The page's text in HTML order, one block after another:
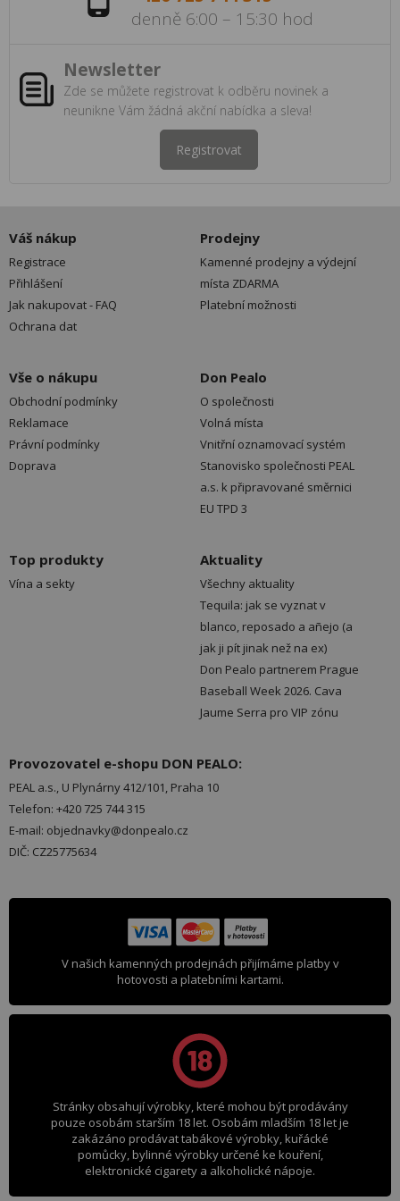
denně 6:00 – 15:30 hod
Newsletter
Zde se můžete registrovat k odběru novinek a
neunikne Vám žádná akční nabídka a sleva!
Registrovat
Váš nákup
Registrace
Přihlášení
Jak nakupovat - FAQ
Ochrana dat
Prodejny
Kamenné prodejny a výdejní
místa ZDARMA
Platební možnosti
Vše o nákupu
Obchodní podmínky
Reklamace
Právní podmínky
Doprava
Don Pealo
O společnosti
Volná místa
Vnitřní oznamovací systém
Stanovisko společnosti PEAL
a.s. k připravované směrnici
EU TPD 3
Top produkty
Vína a sekty
Aktuality
Všechny aktuality
Tequila: jak se vyznat v
blanco, reposado a añejo (a
jak ji pít jinak než na ex)
Don Pealo partnerem Prague
Baseball Week 2026. Cava
Jaume Serra pro VIP zónu
Provozovatel e-shopu DON PEALO:
PEAL a.s., U Plynárny 412/101, Praha 10
Telefon: +420 725 744 315
E-mail: objednavky@donpealo.cz
DIČ: CZ25775634
V našich kamenných prodejnách přijímáme platby v
hotovosti a platebními kartami.
Stránky obsahují výrobky, které mohou být prodávány
pouze osobám starším 18 let. Osobám mladším 18 let je
zakázáno prodávat tabákové výrobky, kuřácké
pomůcky, bylinné výrobky určené ke kouření,
elektronické cigarety a alkoholické nápoje.